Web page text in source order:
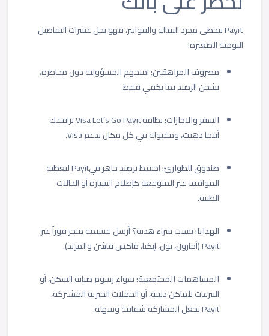
Payitيتخطى مجرد البقالة والفواتير، فهو يحل عشرات التفاصيل
اليومية الصغيرة:
مصروف المراهقين:امنحهم المسؤولية دون مخاطرة،
بشحن الرصيد بما يكفي فقط.
السفر والاجازات:
بطاقة Visa Let’s Go Payit ترافقك
أينما ذهبت، ومقبولة في كل مكان يدعم Visa.
صندوق للطوارئ:
احتفظ برصيد جاهز فيPayit لتغطية
المواقف غير المتوقعة كإصلاح السيارة أو الحالات
الطبية.
الهدايا:نسيت شراء هدية؟ أرسل قسيمة متجر فوراً عبر
Payit (أمازون، نون، إيكيا، ماكس فاشن والمزيد).
المساهمات المجتمعية:سواء رسوم صيانة السكن، أو
التبرعات لأماكن دينية، أو الحملات الخيرية المشتركة،
Payit يجعل المشاركة شفافة وسهلة.